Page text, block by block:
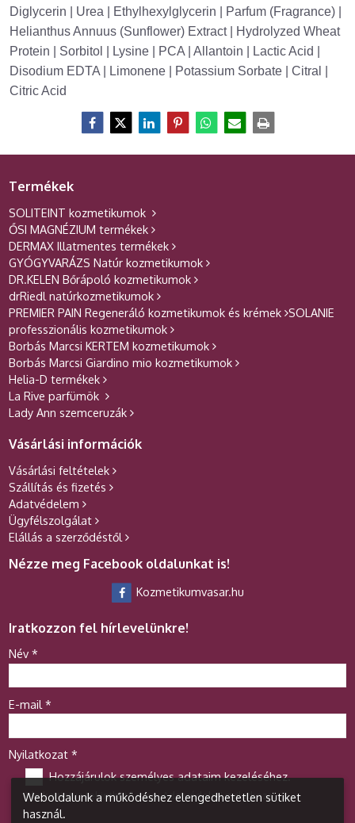
Diglycerin | Urea | Ethylhexylglycerin | Parfum (Fragrance) |
Helianthus Annuus (Sunflower) Extract | Hydrolyzed Wheat
Protein | Sorbitol | Lysine | PCA | Allantoin | Lactic Acid |
Disodium EDTA | Limonene | Potassium Sorbate | Citral |
Citric Acid
Termékek
SOLITEINT kozmetikumok
ŐSI MAGNÉZIUM termékek
DERMAX Illatmentes termékek
GYÓGYVARÁZS Natúr kozmetikumok
DR.KELEN Bőrápoló kozmetikumok
drRiedl natúrkozmetikumok
PREMIER PAIN Regeneráló kozmetikumok és krémek SOLANIE
professzionális kozmetikumok
Borbás Marcsi KERTEM kozmetikumok
Borbás Marcsi Giardino mio kozmetikumok
Helia-D termékek
La Rive parfümök
Lady Ann szemceruzák
Vásárlási információk
Vásárlási feltételek
Szállítás és fizetés
Adatvédelem
Ügyfélszolgálat
Elállás a szerződéstől
Nézze meg Facebook oldalunkat is!
Kozmetikumvasar.hu
Iratkozzon fel hírlevelünkre!
-
-
-
Név *
E-mail *
Nyilatkozat *
Hozzájárulok személyes adataim kezeléséhez.
Ide kattintva tekinthető meg:Adatvédelmi nyilatkozat.
Weboldalunk a működéshez elengedhetetlen sütiket
használ.